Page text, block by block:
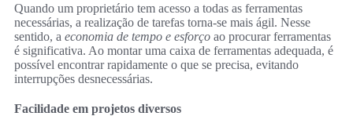
Quando um proprietário tem acesso a todas as ferramentas
necessárias, a realização de tarefas torna-se mais ágil. Nesse
sentido, a economia de tempo e esforço ao procurar ferramentas
é significativa. Ao montar uma caixa de ferramentas adequada, é
possível encontrar rapidamente o que se precisa, evitando
interrupções desnecessárias.
Facilidade em projetos diversos